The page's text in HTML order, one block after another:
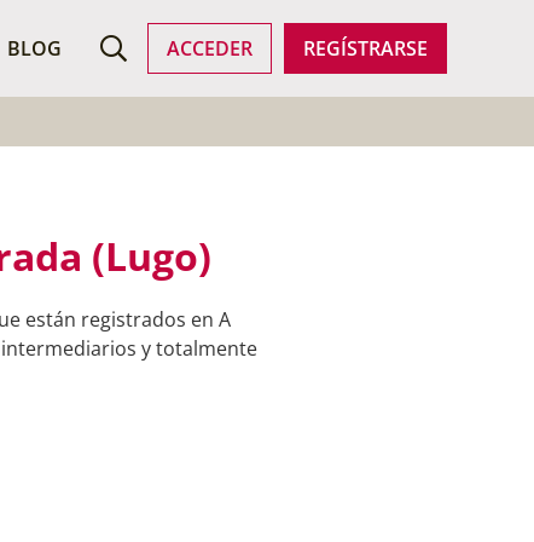
BLOG ACCEDER REGÍSTRARSE
(Lugo)
están registrados en A
y totalmente